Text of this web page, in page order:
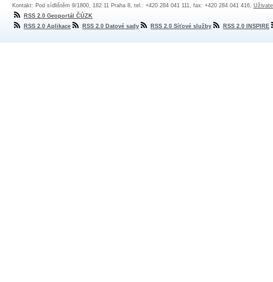
Kontakt: Pod sídlištěm 9/1800, 182 11 Praha 8, tel.: +420 284 041 111, fax: +420 284 041 416,
RSS 2.0 Geoportál ČÚZK
RSS 2.0 Aplikace
RSS 2.0 Datové sady RSS 2.0 Síťové služby RSS 2.0 INSPIRE